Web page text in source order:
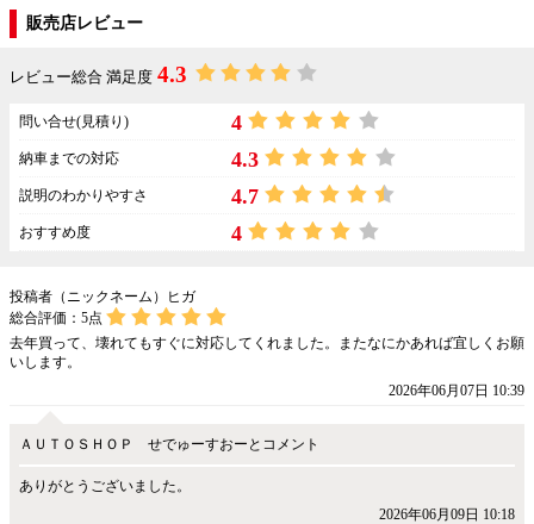
販売店レビュー
レビュー総合 満足度 4.3
問い合せ(見積り) 4
納車までの対応 4.3
説明のわかりやすさ 4.7
おすすめ度 4
投稿者（ニックネーム）ヒガ
総合評価： 5点
去年買って、壊れてもすぐに対応してくれました。またなにかあれば宜しくお願
いします。
2026年06月07日 10:39
ＡＵＴＯＳＨＯＰ せでゅーすおーとコメント
ありがとうございました。
2026年06月09日 10:18